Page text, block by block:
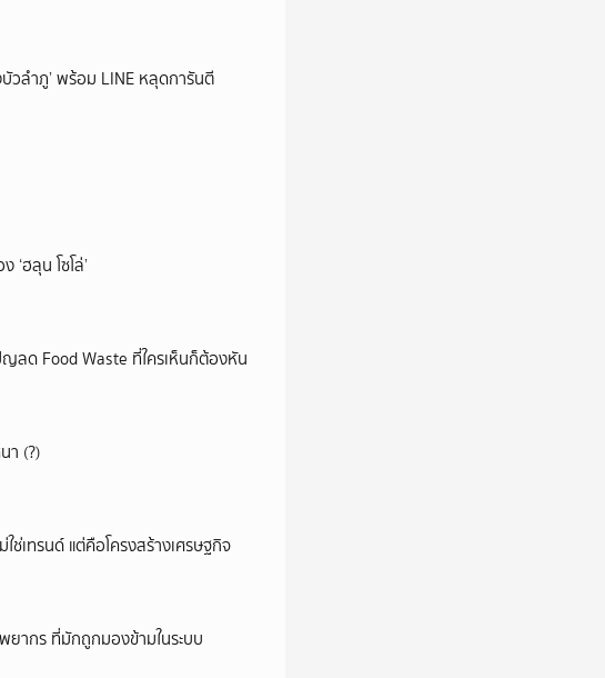
วลำภู’ พร้อม LINE หลุดการันตี
‘ฮลุน โซโล่’
ญลด Food Waste ที่ใครเห็นก็ต้องหัน
า (?)
ช่เทรนด์ แต่คือโครงสร้างเศรษฐกิจ
ยากร ที่มักถูกมองข้ามในระบบ